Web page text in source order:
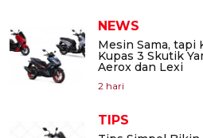
NEWS
Mesin Sama, tapi
Kupas 3 Skutik
Aerox dan Lexi
2 hari
TIPS